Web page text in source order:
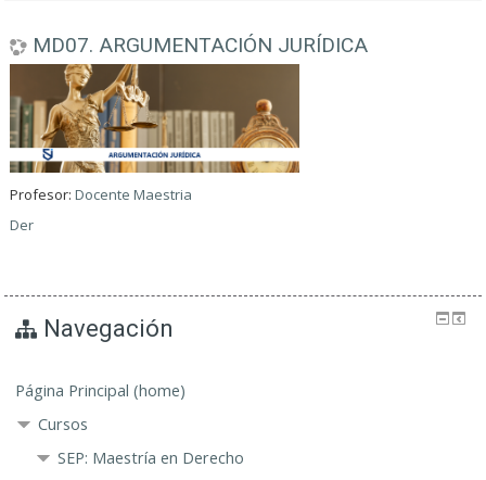
MD07. ARGUMENTACIÓN JURÍDICA
Profesor:Docente Maestria
Der
Navegación
Página Principal (home)
Cursos
SEP: Maestría en Derecho